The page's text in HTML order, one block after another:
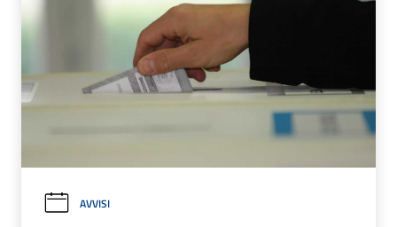
AVVISI